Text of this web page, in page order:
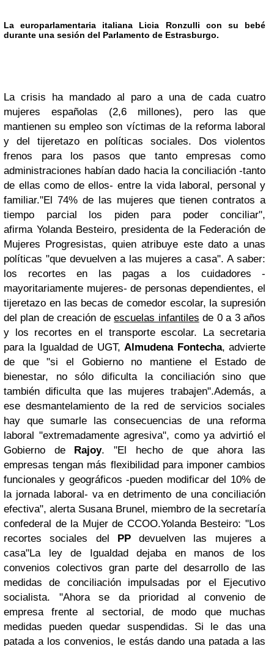
La europarlamentaria italiana Licia Ronzulli con su bebé
durante una sesión del Parlamento de Estrasburgo.
La crisis ha mandado al paro a una de cada cuatro
mujeres españolas (2,6 millones), pero las que
mantienen su empleo son víctimas de la reforma laboral
y del tijeretazo en políticas sociales. Dos violentos
frenos para los pasos que tanto empresas como
administraciones habían dado hacia la conciliación -tanto
de ellas como de ellos- entre la vida laboral, personal y
familiar."El 74% de las mujeres que tienen contratos a
tiempo parcial los piden para poder conciliar",
afirma Yolanda Besteiro, presidenta de la Federación de
Mujeres Progresistas, quien atribuye este dato a unas
políticas "que devuelven a las mujeres a casa". A saber:
los recortes en las pagas a los cuidadores -
mayoritariamente mujeres- de personas dependientes, el
tijeretazo en las becas de comedor escolar, la supresión
del plan de creación deescuelas infantiles de 0 a 3 años
y los recortes en el transporte escolar. La secretaria
para la Igualdad de UGT,Almudena Fontecha, advierte
de que "si el Gobierno no mantiene el Estado de
bienestar, no sólo dificulta la conciliación sino que
también dificulta que las mujeres trabajen".Además, a
ese desmantelamiento de la red de servicios sociales
hay que sumarle las consecuencias de una reforma
laboral "extremadamente agresiva", como ya advirtió el
Gobierno de
Rajoy. "El hecho de que ahora las
empresas tengan más flexibilidad para imponer cambios
funcionales y geográficos -pueden modificar del 10% de
la jornada laboral- va en detrimento de una conciliación
efectiva", alerta Susana Brunel , miembro de la secretaría
confederal de la Mujer de CCOO.Yolanda Besteiro: "Los
recortes sociales del
PPdevuelven las mujeres a
casa"La ley de Igualdad dejaba en manos de los
convenios colectivos gran parte del desarrollo de las
medidas de conciliación impulsadas por el Ejecutivo
socialista. "Ahora se da prioridad al convenio de
empresa frente al sectorial, de modo que muchas
medidas pueden quedar suspendidas. Si le das una
patada a los convenios, le estás dando una patada a las